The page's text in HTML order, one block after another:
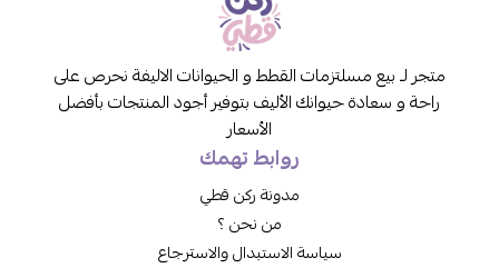
متجر لـ بيع مسلتزمات القطط و الحيوانات الاليفة نحرص على
راحة و سعادة حيوانك الأليف بتوفير أجود المنتجات بأفضل
الأسعار
روابط تهمك
مدونة ركن قطي
من نحن ؟
سياسة الاستبدال والاسترجاع